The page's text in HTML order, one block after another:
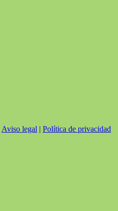
Aviso legal | Política de privacidad